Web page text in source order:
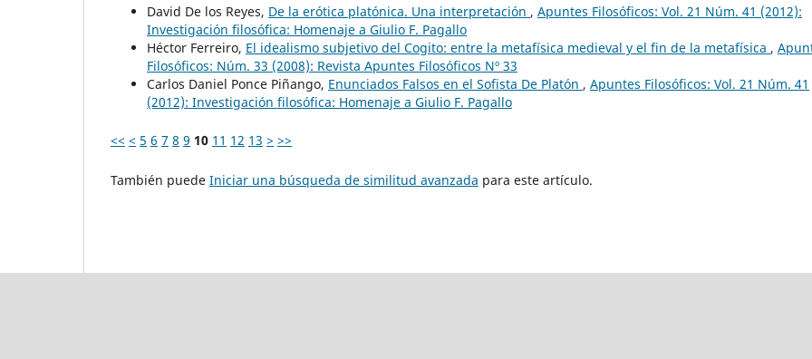
David De los Reyes, De la erótica platónica. Una interpretación , Apuntes Filosóficos: Vol. 21 Núm. 41 (2012):
Investigación filosófica: Homenaje a Giulio F. Pagallo
Héctor Ferreiro, El idealismo subjetivo del Cogito: entre la metafísica medieval y el fin de la metafísica ,
Filosóficos: Núm. 33 (2008): Revista Apuntes Filosóficos Nº 33
Carlos Daniel Ponce Piñango, Enunciados Falsos en el Sofista De Platón , Apuntes Filosóficos: Vol. 21 Núm. 41
(2012): Investigación filosófica: Homenaje a Giulio F. Pagallo
<< < 5 6 7 8 9 10 11 12 13 > >>
También puede Iniciar una búsqueda de similitud avanzada para este artículo.